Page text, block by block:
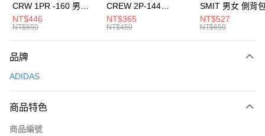
元大商業銀行
台灣樂天信用卡公司
全盈+PAY
AFTEE先享後付
【關於「AFTEE先享後付」】
便利好安心！
３．安心：先確認商品／服務後，再付款。
【「AFTEE先享後付」結帳流程】
運送方式
每筆NT$100，滿NT$1,500(含以上)免運費
宅配
CRW 1PR -160 男女
中統襪 FZ3393100
NT$446
NT$550
CREW 2P-144
EMBRDY 男女 短統襪
FZ3073133
NT$365
NT$450
SMIT 男女 側背
BA5871010
NT$527
NT$650
品牌
ADIDAS
商品特色
商品編號